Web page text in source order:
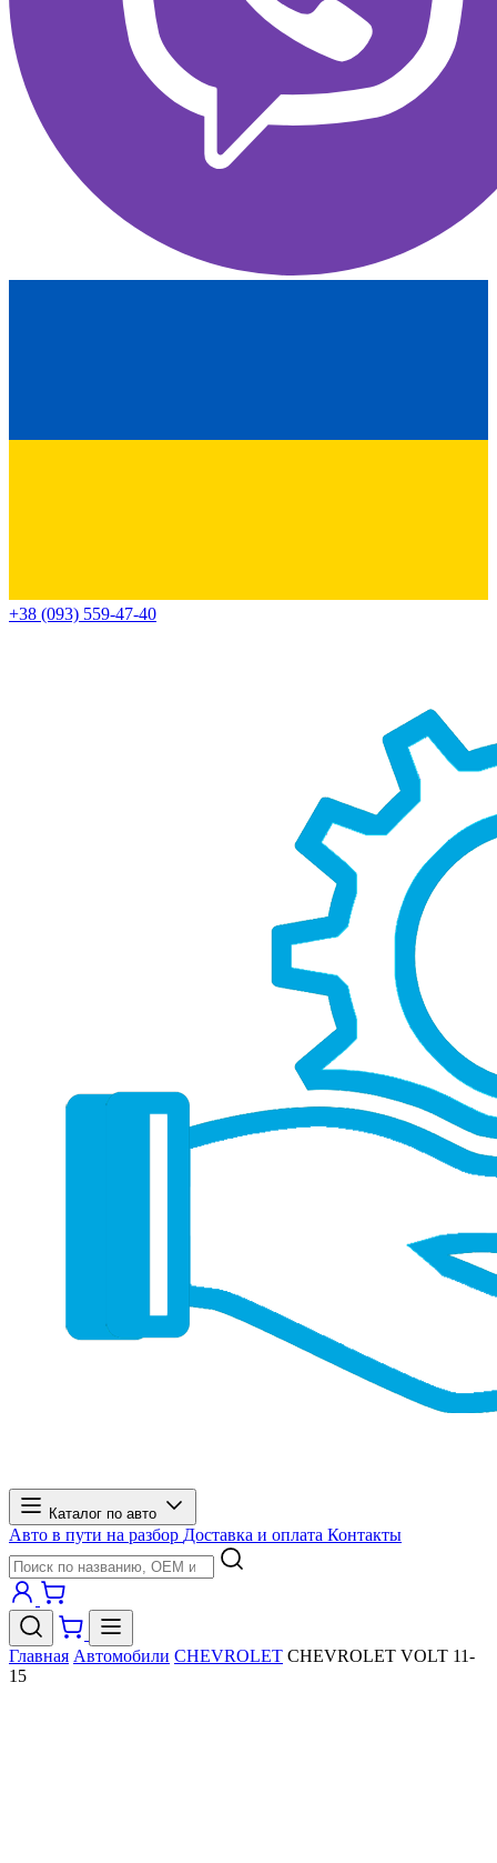
+38 (093) 559-47-40
Каталог по авто
Авто в пути на разбор Доставка и оплата Контакты
Главная Автомобили CHEVROLET CHEVROLET VOLT 11-
15